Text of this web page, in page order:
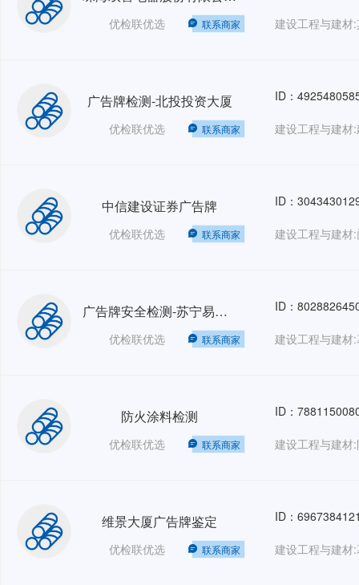
优检联优选 联系商家 建设工程与建材
广告牌检测-北投投资大厦
优检联优选 联系商家
ID：
建设工程与建材
中信建设证券广告牌
优检联优选 联系商家
ID：
建设工程与建材
广告牌安全检测-苏宁易购（刘家窑+顺义）
优检联优选 联系商家
ID：
建设工程与建材
防火涂料检测
优检联优选 联系商家
ID：
建设工程与建材
维景大厦广告牌鉴定
优检联优选 联系商家
ID：
建设工程与建材